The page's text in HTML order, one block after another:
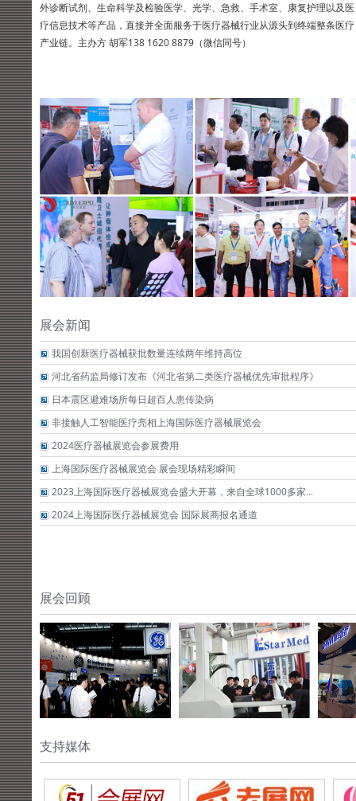
外诊断试剂、生命科学及检验医学、光学、急救、手术室、康复护理以及医
疗信息技术等产品，直接并全面服务于医疗器械行业从源头到终端整条医疗
产业链。主办方 胡军138 1620 8879（微信同号）
展会新闻
我国创新医疗器械获批数量连续两年维持高位
河北省药监局修订发布《河北省第二类医疗器械优先审批程序》
日本震区避难场所每日超百人患传染病
非接触人工智能医疗亮相上海国际医疗器械展览会
2024医疗器械展览会参展费用
上海国际医疗器械展览会 展会现场精彩瞬间
2023上海国际医疗器械展览会盛大开幕，来自全球1000多家...
2024上海国际医疗器械展览会 国际展商报名通道
展会回顾
支持媒体